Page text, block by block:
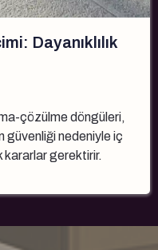
Dayanıklılık
çözülme döngüleri,
güvenliği nedeniyle iç
kararlar gerektirir.